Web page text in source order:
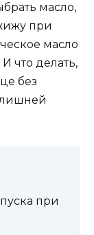
масло,
при
масло
что делать,
без
лишней
при